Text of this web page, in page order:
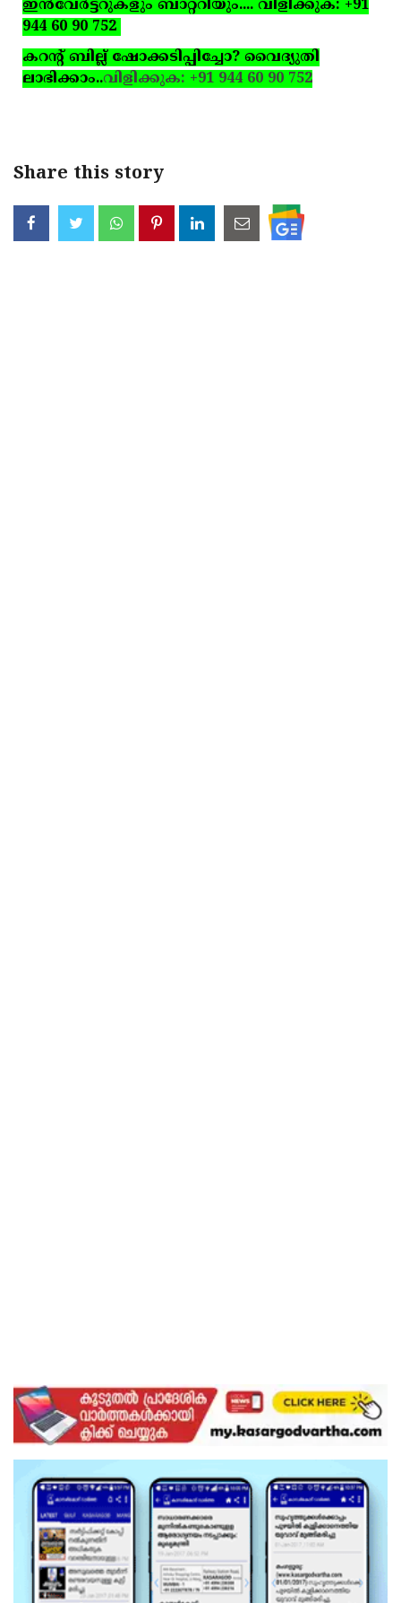
ഇന്‍വേര്‍ട്ടറുകളും ബാറ്ററിയും.... വിളിക്കുക: +91
944 60 90 752
കറന്റ് ബില്ല് ഷോക്കടിപ്പിച്ചോ? വൈദ്യുതി
ലാഭിക്കാം..വിളിക്കുക: +91 944 60 90 752
Share this story